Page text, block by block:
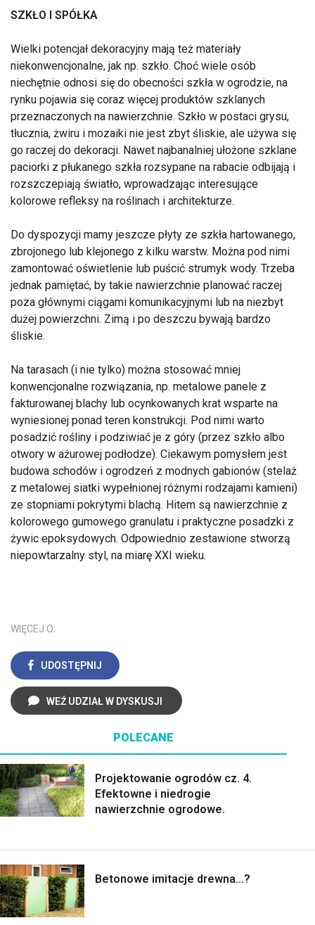
SZKŁO I SPÓŁKA
Wielki potencjał dekoracyjny mają też materiały
niekonwencjonalne, jak np. szkło. Choć wiele osób
niechętnie odnosi się do obecności szkła w ogrodzie, na
rynku pojawia się coraz więcej produktów szklanych
przeznaczonych na nawierzchnie. Szkło w postaci grysu,
tłucznia, żwiru i mozaiki nie jest zbyt śliskie, ale używa się
go raczej do dekoracji. Nawet najbanalniej ułożone szklane
paciorki z płukanego szkła rozsypane na rabacie odbijają i
rozszczepiają światło, wprowadzając interesujące
kolorowe refleksy na roślinach i architekturze.
Do dyspozycji mamy jeszcze płyty ze szkła hartowanego,
zbrojonego lub klejonego z kilku warstw. Można pod nimi
zamontować oświetlenie lub puścić strumyk wody. Trzeba
jednak pamiętać, by takie nawierzchnie planować raczej
poza głównymi ciągami komunikacyjnymi lub na niezbyt
dużej powierzchni. Zimą i po deszczu bywają bardzo
śliskie.
Na tarasach (i nie tylko) można stosować mniej
konwencjonalne rozwiązania, np. metalowe panele z
fakturowanej blachy lub ocynkowanych krat wsparte na
wyniesionej ponad teren konstrukcji. Pod nimi warto
posadzić rośliny i podziwiać je z góry (przez szkło albo
otwory w ażurowej podłodze). Ciekawym pomysłem jest
budowa schodów i ogrodzeń z modnych gabionów (stelaż
z metalowej siatki wypełnionej różnymi rodzajami kamieni)
ze stopniami pokrytymi blachą. Hitem są nawierzchnie z
kolorowego gumowego granulatu i praktyczne posadzki z
żywic epoksydowych. Odpowiednio zestawione stworzą
niepowtarzalny styl, na miarę XXI wieku.
WIĘCEJ O:
UDOSTĘPNIJ
WEŹ UDZIAŁ W DYSKUSJI
POLECANE
Projektowanie ogrodów cz. 4.
Efektowne i niedrogie
nawierzchnie ogrodowe.
Betonowe imitacje drewna...?